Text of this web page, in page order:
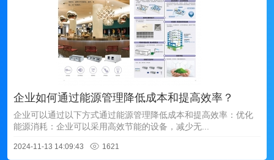
企业如何通过能源管理降低成本和提高效率？
企业可以通过以下方式通过能源管理降低成本和提高效率：优化
能源消耗：企业可以采用高效节能的设备，减少无...
2024-11-13 14:09:43 1621